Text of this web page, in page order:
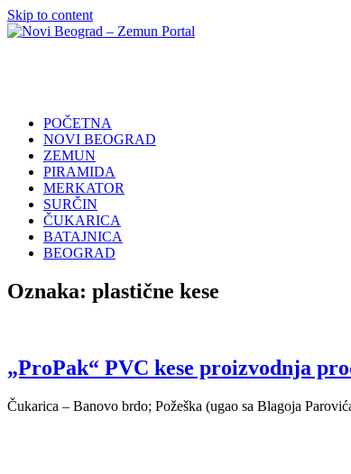
Skip to content
Portal
POČETNA
NOVI BEOGRAD
ZEMUN
PIRAMIDA
MERKATOR
SURČIN
ČUKARICA
BATAJNICA
BEOGRAD
Oznaka: plastične kese
„ProPak“ PVC kese proizvodnja
Čukarica – Banovo brdo; Požeška (ugao sa Blagoja